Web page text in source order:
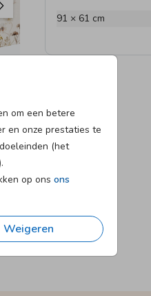
om een betere
en onze prestaties te
(het
op ons ons
Weigeren
91 × 61 cm